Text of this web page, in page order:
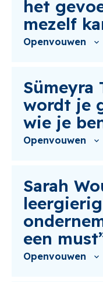
het
mezelf
Openvouwen
Sümeyra
wordt je
wie je
Openvouwen
Sarah
een
Openvouwen